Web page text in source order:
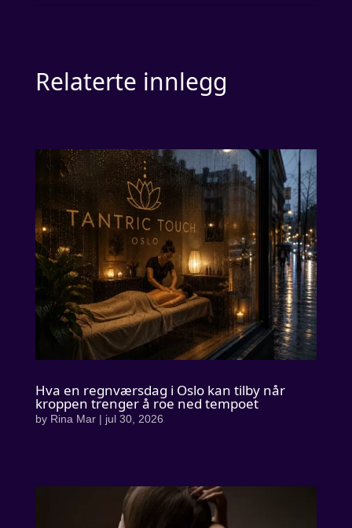
Relaterte innlegg
Hva en regnværsdag i Oslo kan tilby når
kroppen trenger å roe ned tempoet
by Rina Mar| jul 30, 2026